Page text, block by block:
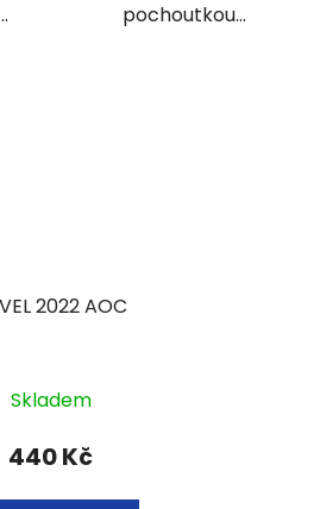
pochoutkou...
2022 AOC
Skladem
440 Kč